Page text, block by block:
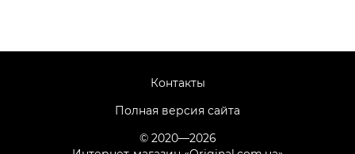
Контакты
Полная версия сайта
© 2020—2026